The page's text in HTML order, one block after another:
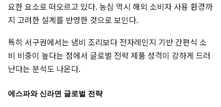
요한 요소로 떠오르고 있다. 농심 역시 해외 소비자 사용 환경까
지 고려한 설계를 반영한 것으로 보인다.
특히 서구권에서는 냄비 조리보다 전자레인지 기반 간편식 소
비 비중이 높다는 점에서 글로벌 전략 제품 성격이 강하게 드러
난다는 분석도 나온다.
에스파와 신라면 글로벌 전략